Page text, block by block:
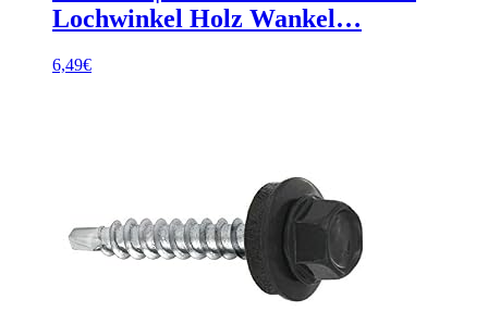
Lochwinkel Holz Wankel…
6,49€